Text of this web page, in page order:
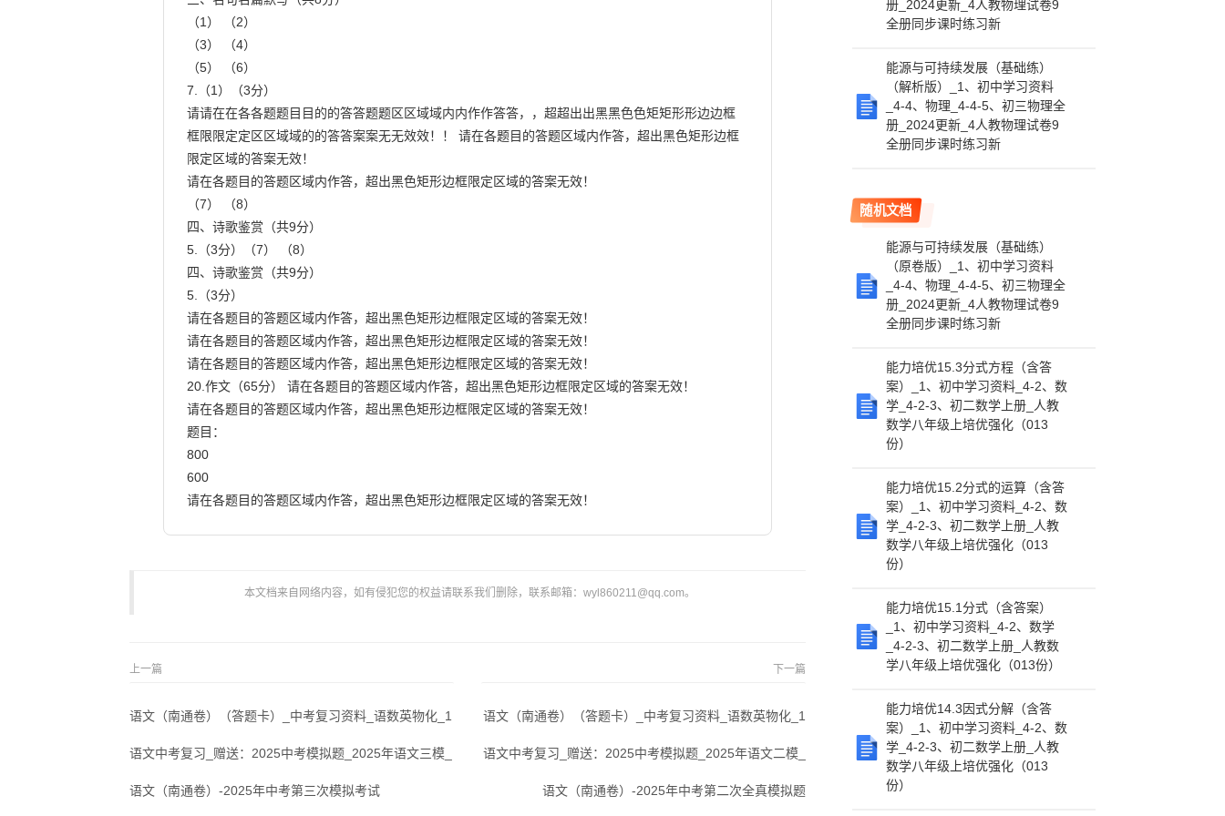
（1） （2）
（3） （4）
（5） （6）
7.（1）（3分）
请请在在各各题题目目的的答答题题区区域域内内作作答答，，超超出出黑黑色色矩矩形形边边框
框限限定定区区域域的的答答案案无无效效！！ 请在各题目的答题区域内作答，超出黑色矩形边框
限定区域的答案无效！
请在各题目的答题区域内作答，超出黑色矩形边框限定区域的答案无效！
（7） （8）
四、诗歌鉴赏（共9分）
5.（3分）（7） （8）
四、诗歌鉴赏（共9分）
5.（3分）
请在各题目的答题区域内作答，超出黑色矩形边框限定区域的答案无效！
请在各题目的答题区域内作答，超出黑色矩形边框限定区域的答案无效！
请在各题目的答题区域内作答，超出黑色矩形边框限定区域的答案无效！
20.作文（65分） 请在各题目的答题区域内作答，超出黑色矩形边框限定区域的答案无效！
请在各题目的答题区域内作答，超出黑色矩形边框限定区域的答案无效！
题目：
800
600
请在各题目的答题区域内作答，超出黑色矩形边框限定区域的答案无效！
本文档来自网络内容，如有侵犯您的权益请联系我们删除，联系邮箱：wyl860211@qq.com。
上一篇
语文（南通卷）（答题卡）_中考复习资料_语数英物化_1
语文中考复习_赠送：2025中考模拟题_2025年语文三模_
语文（南通卷）-2025年中考第三次模拟考试
下一篇
语文（南通卷）（答题卡）_中考复习资料_语数英物化_1
语文中考复习_赠送：2025中考模拟题_2025年语文二模_
语文（南通卷）-2025年中考第二次全真模拟题
册_2024更新_4人教物理试卷9
全册同步课时练习新
能源与可持续发展（基础练）
（解析版）_1、初中学习资料
_4-4、物理_4-4-5、初三物理全
册_2024更新_4人教物理试卷9
全册同步课时练习新
随机文档
能源与可持续发展（基础练）
（原卷版）_1、初中学习资料
_4-4、物理_4-4-5、初三物理全
册_2024更新_4人教物理试卷9
全册同步课时练习新
能力培优15.3分式方程（含答
案）_1、初中学习资料_4-2、数
学_4-2-3、初二数学上册_人教
数学八年级上培优强化（013
份）
能力培优15.2分式的运算（含答
案）_1、初中学习资料_4-2、数
学_4-2-3、初二数学上册_人教
数学八年级上培优强化（013
份）
能力培优15.1分式（含答案）
_1、初中学习资料_4-2、数学
_4-2-3、初二数学上册_人教数
学八年级上培优强化（013份）
能力培优14.3因式分解（含答
案）_1、初中学习资料_4-2、数
学_4-2-3、初二数学上册_人教
数学八年级上培优强化（013
份）